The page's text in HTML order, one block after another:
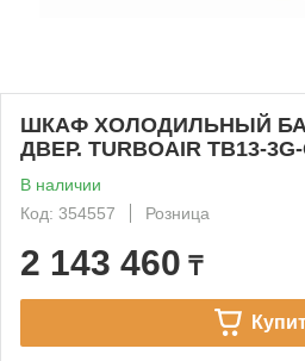
ШКАФ ХОЛОДИЛЬНЫЙ
ДВЕР. TURBOAIR TB13-
В наличии
Код: 354557
Розница
2 143 460 ₸